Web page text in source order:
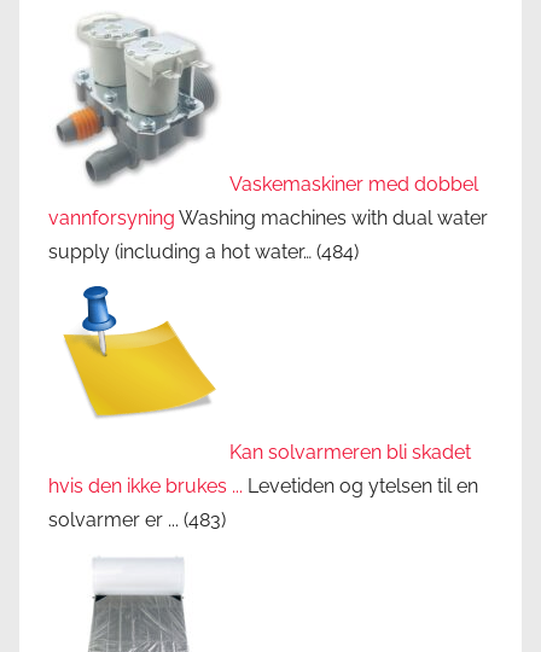
Vaskemaskiner med dobbel
vannforsyning Washing machines with dual water
supply (including a hot water… (484)
Kan solvarmeren bli skadet
hvis den ikke brukes ... Levetiden og ytelsen til en
solvarmer er ... (483)